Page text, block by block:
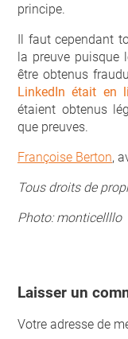
principe.
Il faut cependant
la preuve puisque
être obtenus
LinkedIn était en
étaient obtenus
que preuves.
Françoise Berton,
Tous droits de
Photo: monticellllo
Laisser un
Votre adresse de